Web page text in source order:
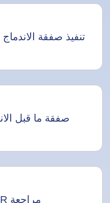
تنفيذ صفقة
صفقة ما قبل
مراجعة IR وحفظها